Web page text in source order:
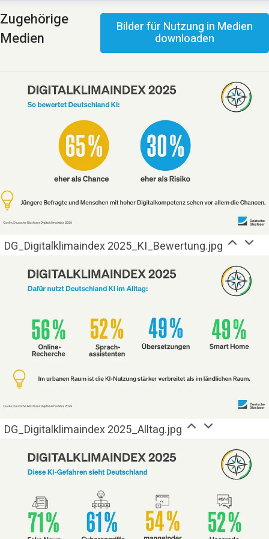
Beyer
Pressesprecher presse@deutsche-
Zugehörige
Medien
Bilder für Nutzung in Medien
downloaden
DG_Digitalklimaindex 2025_KI_Bewertung.jpg
DG_Digitalklimaindex 2025_Alltag.jpg